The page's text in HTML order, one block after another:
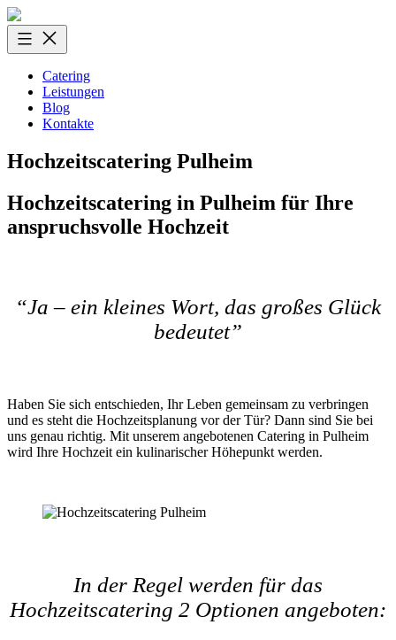
Zum
Inhalt
springen
Catering
Leistungen
Blog
Kontakte
Hochzeitscatering Pulheim
Hochzeitscatering in Pulheim für Ihre
anspruchsvolle Hochzeit
“Ja – ein kleines Wort, das großes Glück
bedeutet”
Haben Sie sich entschieden, Ihr Leben gemeinsam zu verbringen
und es steht die Hochzeitsplanung vor der Tür? Dann sind Sie bei
uns genau richtig. Mit unserem angebotenen Catering in Pulheim
wird Ihre Hochzeit ein kulinarischer Höhepunkt werden.
In der Regel werden für das
Hochzeitscatering 2 Optionen angeboten: